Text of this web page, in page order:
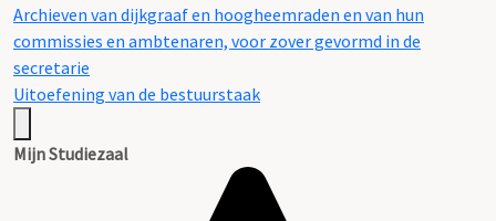
Archieven van dijkgraaf en hoogheemraden en van hun
commissies en ambtenaren, voor zover gevormd in de
secretarie
Uitoefening van de bestuurstaak
Mijn Studiezaal